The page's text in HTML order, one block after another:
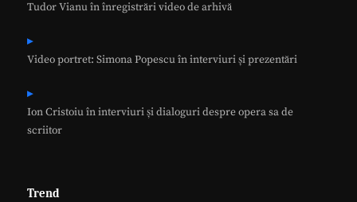
Tudor Vianu în înregistrări video de arhivă
Video portret: Simona Popescu în interviuri și prezentări
Ion Cristoiu în interviuri și dialoguri despre opera sa de
scriitor
Trend